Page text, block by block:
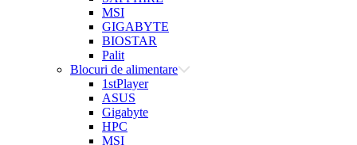
MSI
GIGABYTE
BIOSTAR
Palit
Blocuri de alimentare
1stPlayer
ASUS
Gigabyte
HPC
MSI